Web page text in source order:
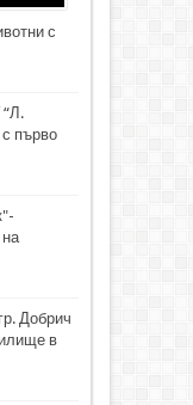
с
“Л.
първо
Добрич
в